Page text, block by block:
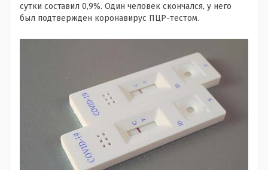
сутки составил 0,9%. Один человек скончался, у него
был подтвержден коронавирус ПЦР-тестом.